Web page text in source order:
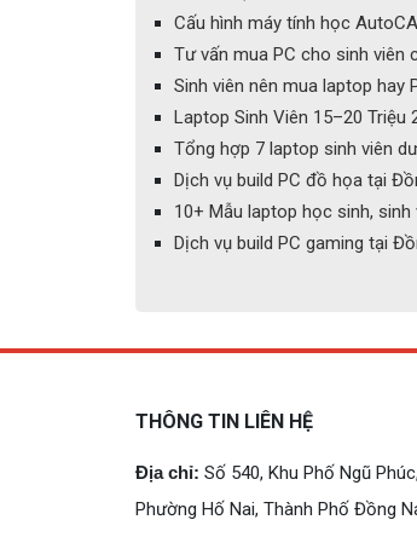
Cấu hình máy tính học
Tư vấn mua PC cho sinh viên
Sinh viên nên mua laptop hay
Laptop Sinh Viên 15–20
Tổng hợp 7 laptop sinh viên
Dịch vụ build PC đồ họa tại
10+ Mẫu laptop học sinh,
Dịch vụ build PC gaming tại
THÔNG TIN LIÊN HỆ
Địa chỉ: Số 540, Khu Phố Ngũ Phúc,
Phường Hố Nai, Thành Phố Đồng